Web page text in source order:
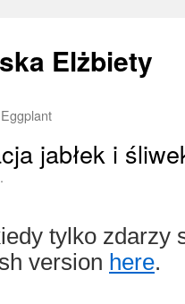
Elżbiety
jabłek i
tylko zdarzy
version here.